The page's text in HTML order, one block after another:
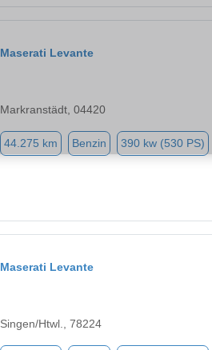
Maserati Levante
Markranstädt, 04420
44.275 km Benzin 390 kw (530 PS)
Maserati Levante
Singen/Htwl., 78224